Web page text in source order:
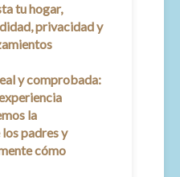
tu hogar,
privacidad y
y comprobada:
la
padres y
cómo